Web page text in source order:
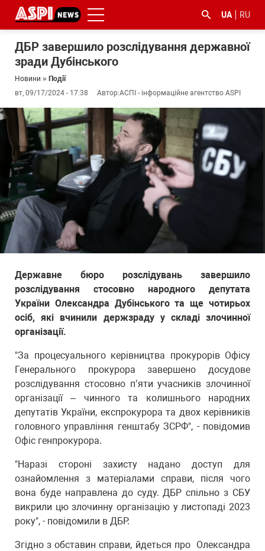
UA RU
ДБР завершило розслідування державної
зради Дубінського
Новини » Події
вт, 09/17/2024 - 17:38
Автор:АСПІ - інформаційне агентство ASPI
Державне бюро розслідувань завершило
розслідування стосовно народного депутата
України Олександра Дубінського та ще чотирьох
осіб, які вчинили держзраду у складі злочинної
організації.
"За процесуального керівництва прокурорів Офісу
Генерального прокурора завершено досудове
розслідування стосовно пʼяти учасників злочинної
організації – чинного та колишнього народних
депутатів України, експрокурора та двох керівників
головного управління генштабу ЗСРФ", - повідомив
Офіс генпрокурора.
"Наразі стороні захисту надано доступ для
ознайомлення з матеріалами справи, після чого
вона буде направлена до суду. ДБР спільно з СБУ
викрили цю злочинну організацію у листопаді 2023
року", - повідомили в ДБР.
Згідно з обставин справи, йдеться про Олександра
#ООС
#боротьба
з
корупцією
#ДФС #Київ #коронавірус